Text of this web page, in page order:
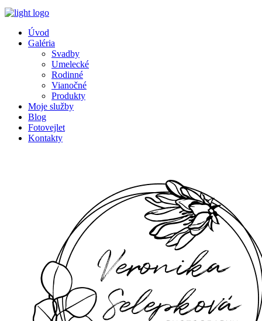
Úvod
Galéria
Svadby
Umelecké
Rodinné
Vianočné
Produkty
Moje služby
Blog
Fotovejlet
Kontakty